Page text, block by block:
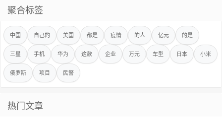
聚合标签
中国 自己的 美国 都是 疫情 的人 亿元 的是
三星 手机 华为 这款 企业 万元 车型 日本 小米
俄罗斯 项目 民警
热门文章